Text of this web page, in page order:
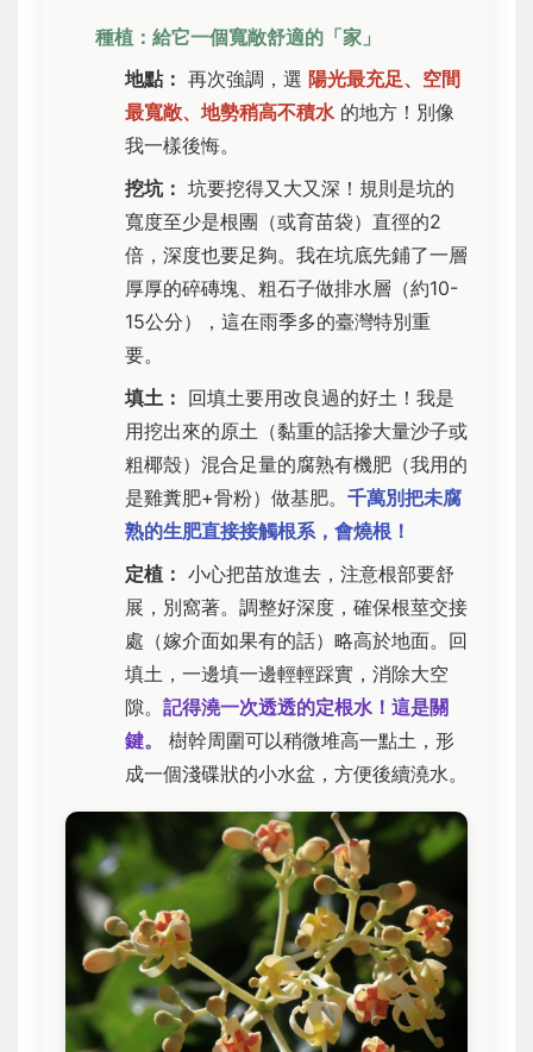
種植：給它一個寬敞舒適的「家」
地點： 再次強調，選 陽光最充足、空間
最寬敞、地勢稍高不積水的地方！別像
我一樣後悔。
挖坑： 坑要挖得又大又深！規則是坑的
寬度至少是根團（或育苗袋）直徑的2
倍，深度也要足夠。我在坑底先鋪了一層
厚厚的碎磚塊、粗石子做排水層（約10-
15公分），這在雨季多的臺灣特別重
要。
填土： 回填土要用改良過的好土！我是
用挖出來的原土（黏重的話摻大量沙子或
粗椰殼）混合足量的腐熟有機肥（我用的
是雞糞肥+骨粉）做基肥。 千萬別把未腐
熟的生肥直接接觸根系，會燒根！
定植： 小心把苗放進去，注意根部要舒
展，別窩著。調整好深度，確保根莖交接
處（嫁介面如果有的話）略高於地面。回
填土，一邊填一邊輕輕踩實，消除大空
隙。 記得澆一次透透的定根水！這是關
鍵。
樹幹周圍可以稍微堆高一點土，形
成一個淺碟狀的小水盆，方便後續澆水。